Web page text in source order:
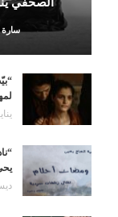
سارة
يناير 22,